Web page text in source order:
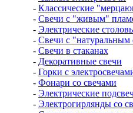
- Классические
- Свечи с "живым"
- Электрические
- Свечи с "натуральным
- Свечи в стаканах
- Декоративные свечи
- Горки с
- Фонари со свечами
- Электрические
- Электрогирлянды со